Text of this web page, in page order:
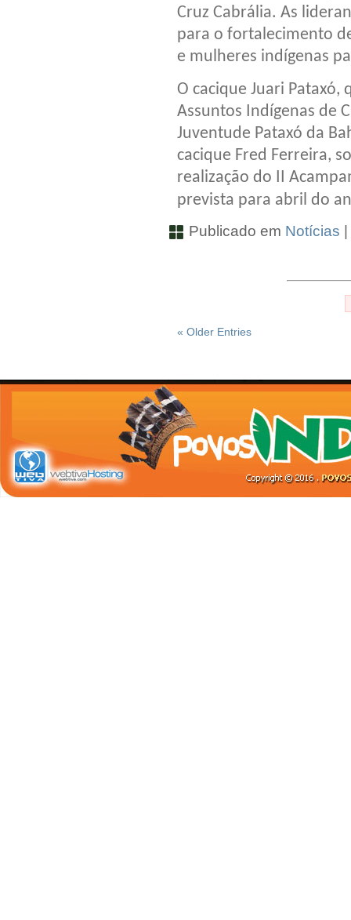
Cruz Cabrália. As
para o fortalecimento
e mulheres indígenas
O cacique Juari
Assuntos Indígenas de
Juventude Pataxó da
cacique Fred Ferreira,
realização do II
prevista para abril do
Publicado em Notícias
« Older Entries